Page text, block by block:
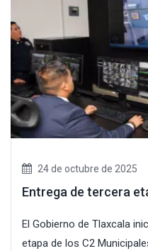
24 de octubre de 2025
Entrega de tercera
El Gobierno de Tlaxcala
etapa de los C2